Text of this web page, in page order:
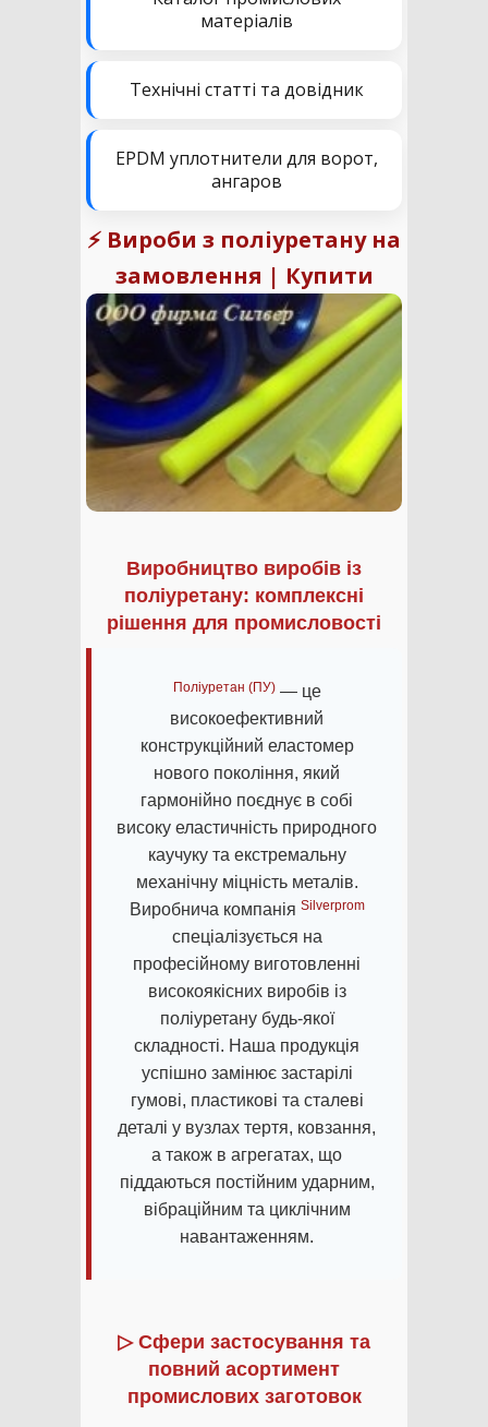
матеріалів
Технічні статті та довідник
EPDM уплотнители для ворот,
ангаров
⚡ Вироби з поліуретану на
замовлення | Купити
Виробництво виробів із
поліуретану: комплексні
рішення для промисловості
Поліуретан (ПУ)— це
високоефективний
конструкційний еластомер
нового покоління, який
гармонійно поєднує в собі
високу еластичність природного
каучуку та екстремальну
механічну міцність металів.
Виробнича компанія Silverprom
спеціалізується на
професійному виготовленні
високоякісних виробів із
поліуретану будь-якої
складності. Наша продукція
успішно замінює застарілі
гумові, пластикові та сталеві
деталі у вузлах тертя, ковзання,
а також в агрегатах, що
піддаються постійним ударним,
вібраційним та циклічним
навантаженням.
▷ Сфери застосування та
повний асортимент
промислових заготовок